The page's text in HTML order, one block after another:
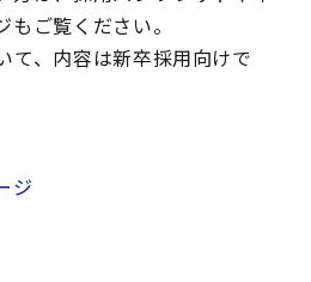
ご覧ください。
て、内容は新卒採用向けで
ジ